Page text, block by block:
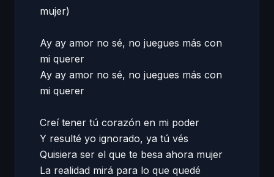
mujer)
Ay ay amor no sé, no juegues más con
mi querer
Ay ay amor no sé, no juegues más con
mi querer
Creí tener tú corazón en mi poder
Y resulté yo ignorado, ya tú vés
Quisiera ser el que te besa ahora mujer
La realidad mirá para lo que quedé